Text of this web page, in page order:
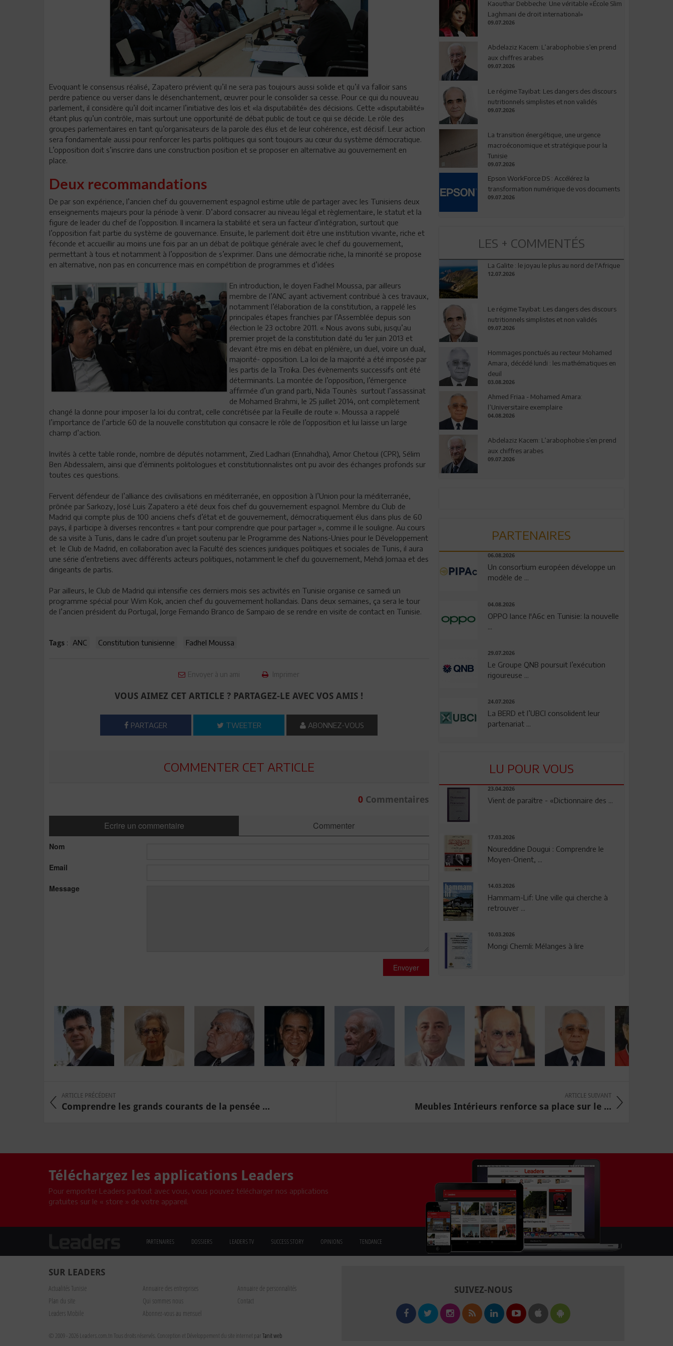
Evoquant le consensus réalisé, Zapatero prévient qu’il ne sera pas toujours aussi solide et qu’il va falloir sans
perdre patience ou verser dans le désenchantement, œuvrer pour le consolider sa cesse. Pour ce qui du nouveau
parlement, il considère qu’il doit incarner l’initiative des lois et «la disputabilité» des décisions. Cette «disputabilité»
étant plus qu’un contrôle, mais surtout une opportunité de débat public de tout ce qui se décide. Le rôle des
groupes parlementaires en tant qu’organisateurs de la parole des élus et de leur cohérence, est décisif. Leur action
sera fondamentale aussi pour renforcer les partis politiques qui sont toujours au cœur du système démocratique.
L’opposition doit s’inscrire dans une construction position et se proposer en alternative au gouvernement en
place.
Deux recommandations
De par son expérience, l’ancien chef du gouvernement espagnol estime utile de partager avec les Tunisiens deux
enseignements majeurs pour la période à venir. D’abord consacrer au niveau légal et règlementaire, le statut et la
figure de leader du chef de l’opposition. Il incarnera la stabilité et sera un facteur d’intégration, surtout que
l’opposition fait partie du système de gouvernance. Ensuite, le parlement doit être une institution vivante, riche et
féconde et accueillir au moins une fois par an un débat de politique générale avec le chef du gouvernement,
permettant à tous et notamment à l’opposition de s’exprimer. Dans une démocratie riche, la minorité se propose
en alternative, non pas en concurrence mais en compétition de programmes et d’idées
En introduction, le doyen Fadhel Moussa, par ailleurs
membre de l’ANC ayant activement contribué à ces travaux,
notamment l’élaboration de la constitution, a rappelé les
principales étapes franchies par l’Assemblée depuis son
élection le 23 octobre 2011. « Nous avons subi, jusqu’au
premier projet de la constitution daté du 1er juin 2013 et
devant être mis en débat en plénière, un duel, voire un dual,
majorité- opposition. La loi de la majorité a été imposée par
les partis de la Troïka. Des évènements successifs ont été
déterminants. La montée de l’opposition, l’émergence
affirmée d’un grand parti, Nida Tounès surtout l’assassinat
de Mohamed Brahmi, le 25 juillet 2014, ont complètement
changé la donne pour imposer la loi du contrat, celle concrétisée par la Feuille de route ». Moussa a rappelé
l’importance de l’article 60 de la nouvelle constitution qui consacre le rôle de l’opposition et lui laisse un large
champ d’action.
Invités à cette table ronde, nombre de députés notamment, Zied Ladhari (Ennahdha), Amor Chetoui (CPR), Sélim
Ben Abdessalem, ainsi que d’éminents politologues et constitutionnalistes ont pu avoir des échanges profonds sur
toutes ces questions.
Fervent défendeur de l’alliance des civilisations en méditerranée, en opposition à l’Union pour la méditerranée,
prônée par Sarkozy, José Luis Zapatero a été deux fois chef du gouvernement espagnol. Membre du Club de
Madrid qui compte plus de 100 anciens chefs d’état et de gouvernement, démocratiquement élus dans plus de 60
pays, il participe à diverses rencontres « tant pour comprendre que pour partager », comme il le souligne. Au cours
de sa visite à Tunis, dans le cadre d’un projet soutenu par le Programme des Nations-Unies pour le Développement
et le Club de Madrid, en collaboration avec la Faculté des sciences juridiques politiques et sociales de Tunis, il aura
une série d’entretiens avec différents acteurs politiques, notamment le chef du gouvernement, Mehdi Jomaa et des
dirigeants de partis.
Par ailleurs, le Club de Madrid qui intensifie ces derniers mois ses activités en Tunisie organise ce samedi un
programme spécial pour Wim Kok, ancien chef du gouvernement hollandais. Dans deux semaines, ça sera le tour
de l’ancien président du Portugal, Jorge Fernando Branco de Sampaio de se rendre en visite de contact en Tunisie.
Tags : ANC Constitution tunisienne Fadhel Moussa
Envoyer à un ami Imprimer
VOUS AIMEZ CET ARTICLE ? PARTAGEZ-LE AVEC VOS AMIS !
PARTAGER TWEETER ABONNEZ-VOUS
COMMENTER CET ARTICLE
0Commentaires
Ecrire un commentaire Commenter
Nom
Email
Message
Envoyer
Kaouthar Debbeche: Une véritable «École Slim
Laghmani de droit international»
09.07.2026
Abdelaziz Kacem: L’arabophobie s’en prend
aux chiffres arabes
09.07.2026
Le régime Tayibat: Les dangers des discours
nutritionnels simplistes et non validés
09.07.2026
La transition énergétique, une urgence
macroéconomique et stratégique pour la
Tunisie
09.07.2026
Epson WorkForce DS : Accélérez la
transformation numérique de vos documents
09.07.2026
LES + COMMENTÉS
La Galite : le joyau le plus au nord de l'Afrique
12.07.2026
Le régime Tayibat: Les dangers des discours
nutritionnels simplistes et non validés
09.07.2026
Hommages ponctués au recteur Mohamed
Amara, décédé lundi : les mathématiques en
deuil
03.08.2026
Ahmed Friaa - Mohamed Amara:
l’Universitaire exemplaire
04.08.2026
Abdelaziz Kacem: L’arabophobie s’en prend
aux chiffres arabes
09.07.2026
PARTENAIRES
06.08.2026
Un consortium européen développe un
modèle de ...
04.08.2026
OPPO lance l'A6c en Tunisie: la nouvelle
29.07.2026
Le Groupe QNB poursuit l’exécution
rigoureuse ...
24.07.2026
La BERD et l’UBCI consolident leur
partenariat ...
LU POUR VOUS
23.04.2026
Vient de paraître - «Dictionnaire des ...
17.03.2026
Noureddine Dougui : Comprendre le
Moyen-Orient, ...
14.03.2026
Hammam-Lif: Une ville qui cherche à
retrouver ...
10.03.2026
Mongi Chemli: Mélanges à lire
ARTICLE PRÉCÉDENT
Comprendre les grands courants de la pensée ...
ARTICLE SUIVANT
Meubles Intérieurs renforce sa place sur le ...
Téléchargez les applications Leaders
Pour emporter Leaders partout avec vous, vous pouvez télécharger nos applications
gratuites sur le « store » de votre appareil.
PARTENAIRES DOSSIERS LEADERS TV SUCCESS STORY OPINIONS TENDANCE
SUR LEADERS
Actualités Tunisie Annuaire des entreprises
Annuaire de personnalités
Plan du site
Qui sommes nous
Contact
Leaders Mobile
Abonnez-vous au mensuel
© 2009 - 2026 Leaders.com.tn Tous droits réservés. Conception et Développement du site internet parTanit web
SUIVEZ-NOUS